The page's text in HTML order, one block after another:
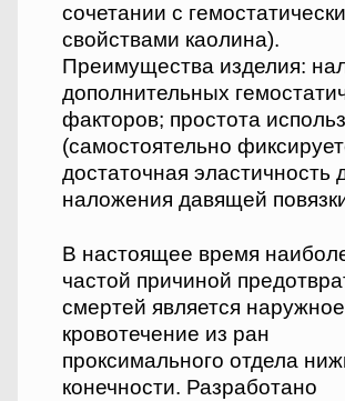
сочетании с
свойствами каолина).
Преимущества изделия:
дополнительных
факторов; простота
(самостоятельно
достаточная эластичность
наложения давящей
В настоящее время
частой причиной
смертей является наружное
кровотечение из ран
проксимального отдела
конечности. Разработано